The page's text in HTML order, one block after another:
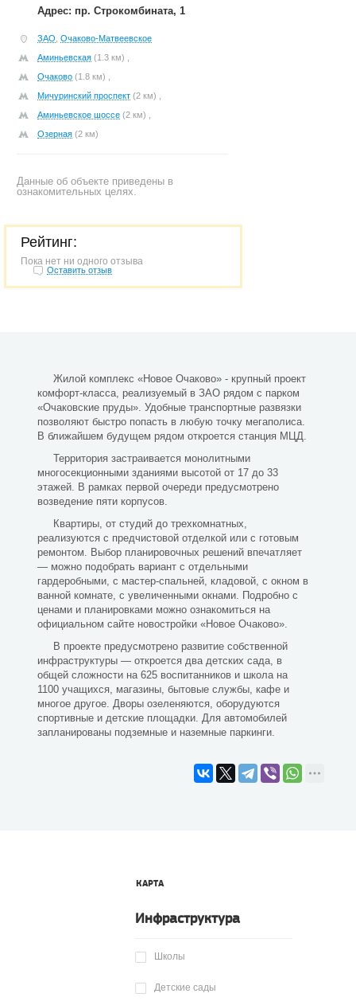
Адрес: пр. Строкомбината, 1
ЗАО Очаково-Матвеевское
Аминьевская (1.3 км) ,
Очаково (1.8 км) ,
Мичуринский проспект (2 км) ,
Аминьевское шоссе (2 км) ,
Озерная (2 км)
Данные об объекте приведены в
ознакомительных целях.
Рейтинг:
Пока нет ни одного отзыва
Оставить отзыв
Жилой комплекс «Новое Очаково» - крупный проект
комфорт-класса, реализуемый в ЗАО рядом с парком
«Очаковские пруды». Удобные транспортные развязки
позволяют быстро попасть в любую точку мегаполиса.
В ближайшем будущем рядом откроется станция МЦД.
Территория застраивается монолитными
многосекционными зданиями высотой от 17 до 33
этажей. В рамках первой очереди предусмотрено
возведение пяти корпусов.
Квартиры, от студий до трехкомнатных,
реализуются с предчистовой отделкой или с готовым
ремонтом. Выбор планировочных решений впечатляет
— можно подобрать вариант с отдельными
гардеробными, с мастер-спальней, кладовой, с окном в
ванной комнате, с увеличенными окнами. Подробно с
ценами и планировками можно ознакомиться на
официальном сайте новостройки «Новое Очаково».
В проекте предусмотрено развитие собственной
инфраструктуры — откроется два детских сада, в
общей сложности на 625 воспитанников и школа на
1100 учащихся, магазины, бытовые службы, кафе и
многое другое. Дворы озеленяются, оборудуются
спортивные и детские площадки. Для автомобилей
запланированы подземные и наземные паркинги.
КАРТА
Инфраструктура
Школы
Детские сады